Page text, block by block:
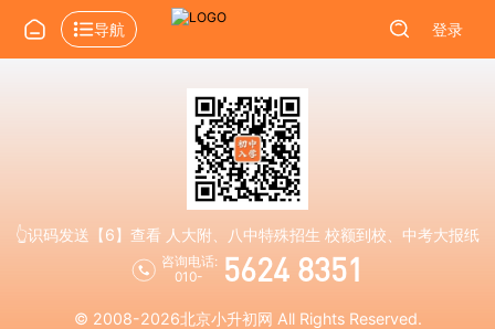
导航 登录
👆识码发送【6】查看 人大附、八中特殊招生 校额到校、中考大报纸
咨询电话:
010-
5624 8351
© 2008-2026北京小升初网 All Rights Reserved.